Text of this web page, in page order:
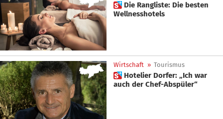
 Die Rangliste: Die besten
Wellnesshotels
Wirtschaft » Tourismus
 Hotelier Dorfer: „Ich war
auch der Chef-Abspüler“